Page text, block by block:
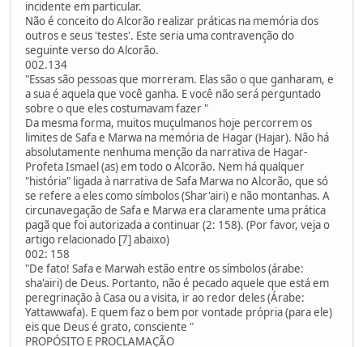
incidente em particular.
Não é conceito do Alcorão realizar práticas na memória dos
outros e seus 'testes'. Este seria uma contravenção do
seguinte verso do Alcorão.
002.134
"Essas são pessoas que morreram. Elas são o que ganharam, e
a sua é aquela que você ganha. E você não será perguntado
sobre o que eles costumavam fazer "
Da mesma forma, muitos muçulmanos hoje percorrem os
limites de Safa e Marwa na memória de Hagar (Hajar). Não há
absolutamente nenhuma menção da narrativa de Hagar-
Profeta Ismael (as) em todo o Alcorão. Nem há qualquer
"história" ligada à narrativa de Safa Marwa no Alcorão, que só
se refere a eles como símbolos (Shar'airi) e não montanhas. A
circunavegação de Safa e Marwa era claramente uma prática
pagã que foi autorizada a continuar (2: 158). (Por favor, veja o
artigo relacionado [7] abaixo)
002: 158
"De fato! Safa e Marwah estão entre os símbolos (árabe:
sha'airi) de Deus. Portanto, não é pecado aquele que está em
peregrinação à Casa ou a visita, ir ao redor deles (Árabe:
Yattawwafa). E quem faz o bem por vontade própria (para ele)
eis que Deus é grato, consciente "
PROPÓSITO E PROCLAMAÇÃO